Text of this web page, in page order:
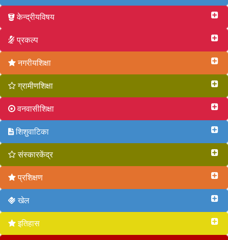
केन्द्रीयविषय
प्रकल्प
नगरीयशिक्षा
ग्रामीणशिक्षा
वनवासीशिक्षा
शिशुवाटिका
संस्कारकेंद्र
प्रशिक्षण
खेल
इतिहास